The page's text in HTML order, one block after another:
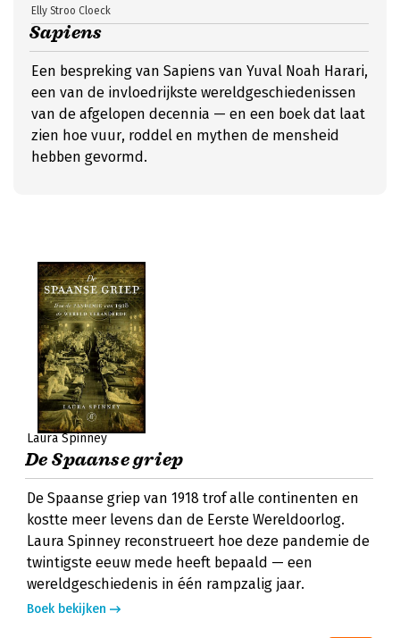
Sapiens
Elly Stroo Cloeck
Een bespreking van Sapiens van Yuval Noah Harari,
een van de invloedrijkste wereldgeschiedenissen
van de afgelopen decennia — en een boek dat laat
zien hoe vuur, roddel en mythen de mensheid
hebben gevormd.
Laura Spinney
De Spaanse griep
De Spaanse griep van 1918 trof alle continenten en
kostte meer levens dan de Eerste Wereldoorlog.
Laura Spinney reconstrueert hoe deze pandemie de
twintigste eeuw mede heeft bepaald — een
wereldgeschiedenis in één rampzalig jaar.
Boek bekijken